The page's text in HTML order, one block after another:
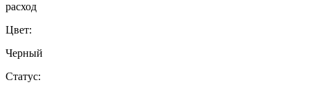
расход
Цвет:
Черный
Статус: